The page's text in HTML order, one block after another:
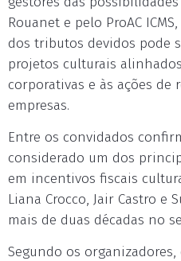
Rouanet e pelo ProAC
dos tributos devidos pode
projetos culturais
corporativas e às ações de
empresas.
Entre os convidados
considerado um dos
em incentivos fiscais
Liana Crocco, Jair Castro e
mais de duas décadas no
Segundo os